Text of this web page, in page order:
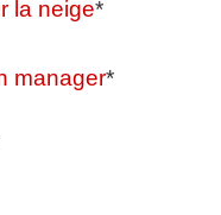
la neige*
manager*